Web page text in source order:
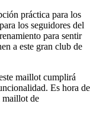
práctica para los
los seguidores del
para sentir
a este gran club de
maillot cumplirá
Es hora de
maillot de